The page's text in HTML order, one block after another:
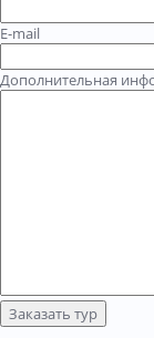
E-mail
Дополнительная
Заказать тур